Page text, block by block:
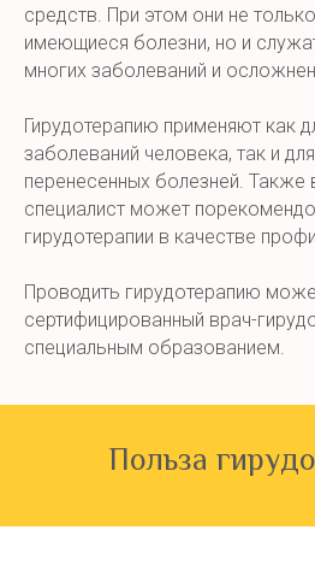
средств. При этом они не
имеющиеся болезни, но и
многих заболеваний и
Гирудотерапию применяют как
заболеваний человека, так и
перенесенных болезней. Также
специалист может
гирудотерапии в качестве
Проводить гирудотерапию
сертифицированный врач-
специальным образованием.
Польза